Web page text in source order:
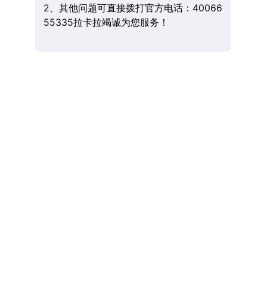
2、其他问题可直接拨打官方电话：40066
55335拉卡拉竭诚为您服务！